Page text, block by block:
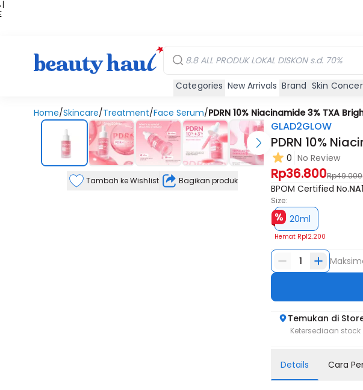
|
Categories New Arrivals Brand Skin
Home/Skincare/Treatment/Face Serum/PDRN 10% Niacinamide 3% TXA
Tambah ke Wishlist Bagikan produk
GLAD2GLOW
PDRN 10%
0 No Review
Rp36.800Rp49.000
BPOM Certified No.
Size:
20ml
Hemat Rp12.200
1
Temukan di
Ketersediaan
Details Cara